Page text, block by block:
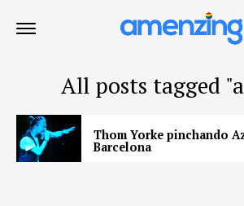
All posts tagged
Thom Yorke pinchando
Barcelona